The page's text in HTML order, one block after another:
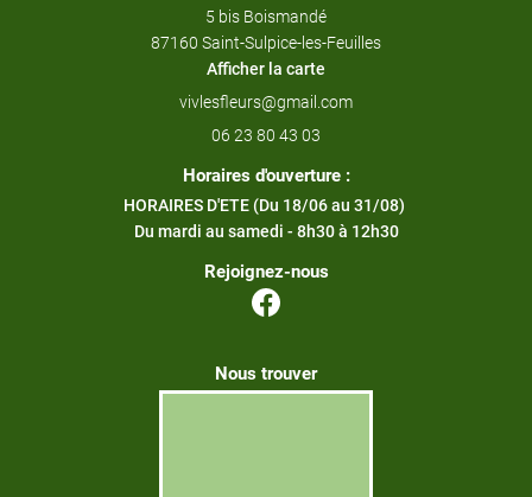
5 bis Boismandé
87160 Saint-Sulpice-les-Feuilles
Afficher la carte
06 23 80 43 03
Horaires d'ouverture :
HORAIRES D'ETE (Du 18/06 au 31/08)
Du mardi au samedi - 8h30 à 12h30
Rejoignez-nous
Nous trouver